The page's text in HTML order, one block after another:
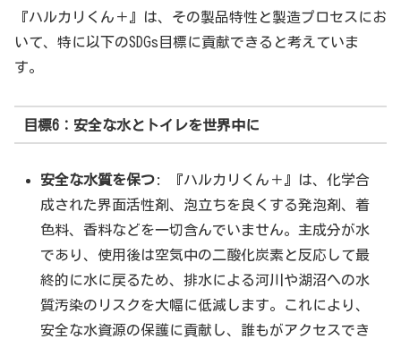
『ハルカリくん＋』は、その製品特性と製造プロセスにお
いて、特に以下のSDGs目標に貢献できると考えていま
す。
目標6：安全な水とトイレを世界中に
安全な水質を保つ: 『ハルカリくん＋』は、化学合
成された界面活性剤、泡立ちを良くする発泡剤、着
色料、香料などを一切含んでいません。主成分が水
であり、使用後は空気中の二酸化炭素と反応して最
終的に水に戻るため、排水による河川や湖沼への水
質汚染のリスクを大幅に低減します。これにより、
安全な水資源の保護に貢献し、誰もがアクセスでき